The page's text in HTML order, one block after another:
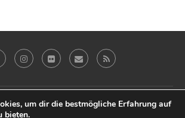
Blog Reviews
Imprint
um dir die bestmögliche Erfahrung auf
bieten.